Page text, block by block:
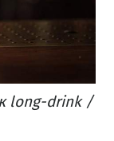
long-drink /